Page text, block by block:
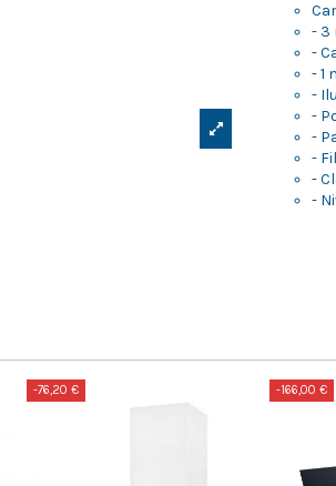
- 3
-
- 1
-
-
-
-
-
-
-76,20 € -166,00 €